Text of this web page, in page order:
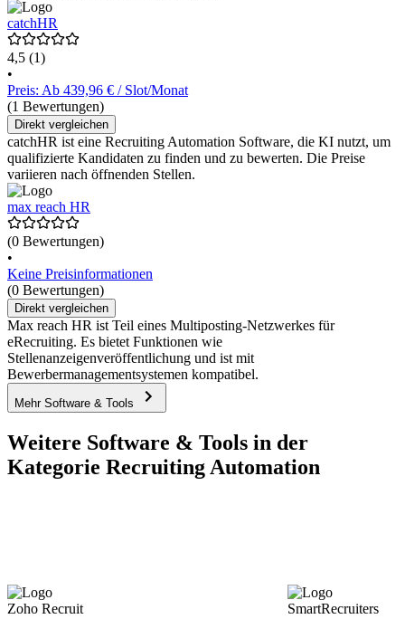
catchHR
4,5 (1)
•
Preis: Ab 439,96 € / Slot/Monat
(1 Bewertungen)
Direkt vergleichen
catchHR ist eine Recruiting Automation Software, die KI nutzt, um
qualifizierte Kandidaten zu finden und zu bewerten. Die Preise
variieren nach öffnenden Stellen.
max reach HR
(0 Bewertungen)
•
Keine Preisinformationen
(0 Bewertungen)
Direkt vergleichen
Max reach HR ist Teil eines Multiposting-Netzwerkes für
eRecruiting. Es bietet Funktionen wie
Stellenanzeigenveröffentlichung und ist mit
Bewerbermanagementsystemen kompatibel.
Mehr Software & Tools
Weitere Software & Tools in der
Kategorie Recruiting Automation
Zoho Recruit SmartRecruiters